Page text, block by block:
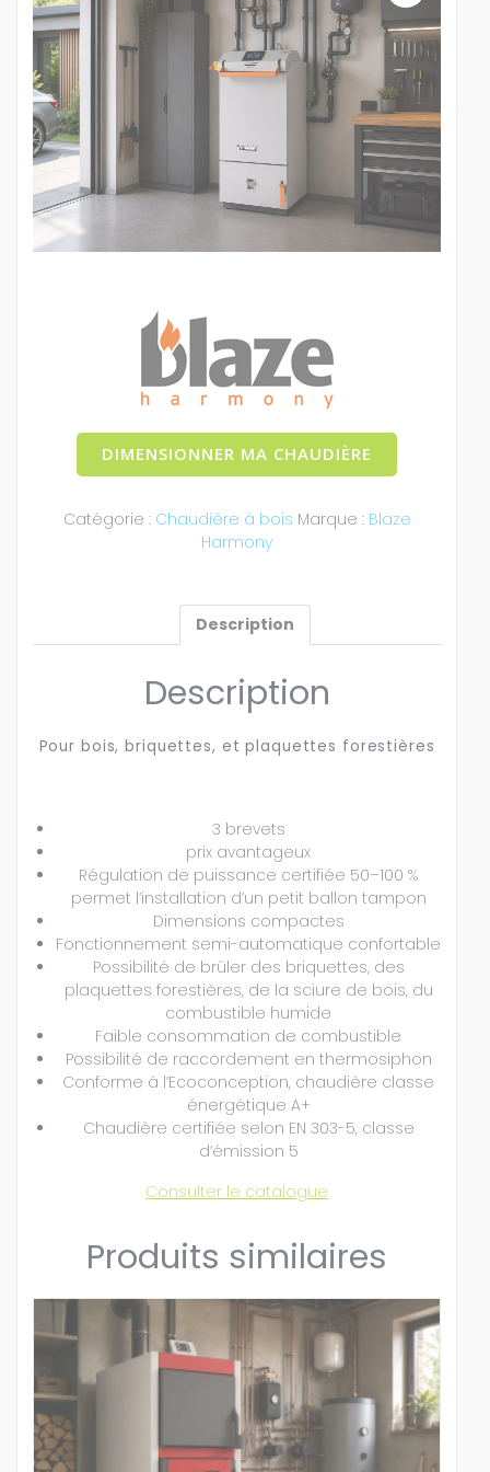
DIMENSIONNER MA CHAUDIÈRE
Catégorie : Chaudière à bois Marque : Blaze
Harmony
Description
Description
Pour bois, briquettes, et plaquettes forestières
3 brevets
prix avantageux
Régulation de puissance certifiée 50–100 %
permet l’installation d’un petit ballon tampon
Dimensions compactes
Fonctionnement semi-automatique confortable
Possibilité de brûler des briquettes, des
plaquettes forestières, de la sciure de bois, du
combustible humide
Faible consommation de combustible
Possibilité de raccordement en thermosiphon
Conforme à l’Ecoconception, chaudière classe
énergétique A+
Chaudière certifiée selon EN 303-5, classe
d’émission 5
Consulter le catalogue
Produits similaires